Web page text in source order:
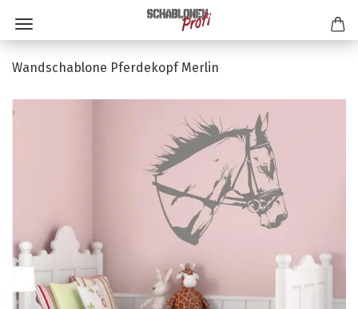
Wandschablone Pferdekopf Merlin